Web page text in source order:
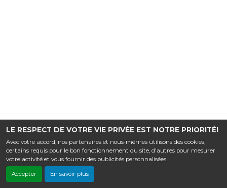
LE RESPECT DE VOTRE VIE PRIVÉE EST NOTRE PRIORITÉ!
Avec votre accord, nos partenaires et nous-mêmes utilisons des cookies,
certains requis pour le bon fonctionnement du site, d'autres pour mesurer
votre activité et vous fournir des publicités personnalisées.
Accepter En savoir plus